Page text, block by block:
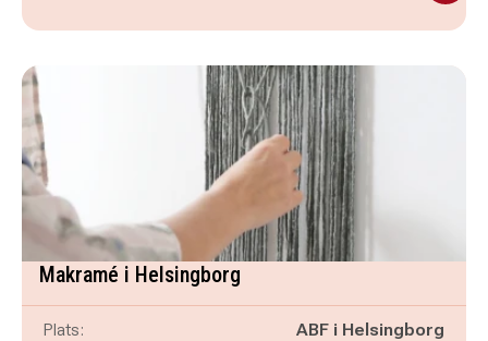
Makramé i Helsingborg
Plats:
ABF i Helsingborg